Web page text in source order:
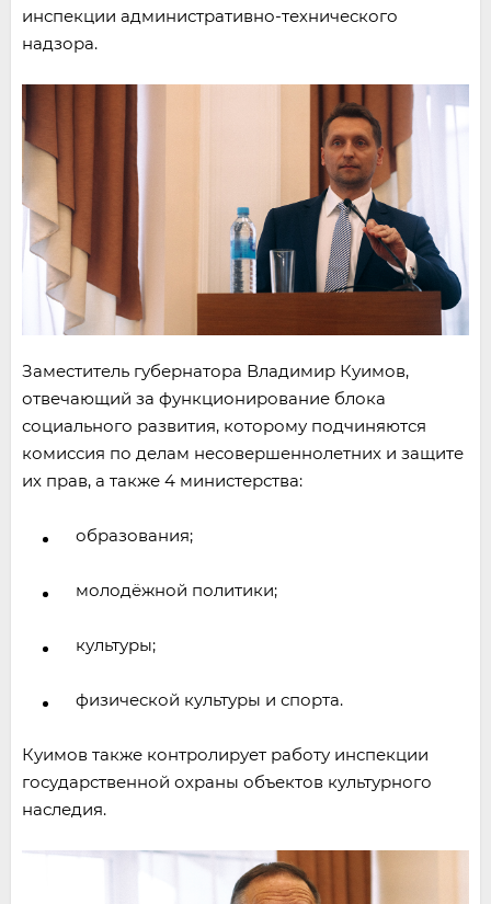
инспекции административно-технического
надзора.
Заместитель губернатора Владимир Куимов,
отвечающий за функционирование блока
социального развития, которому подчиняются
комиссия по делам несовершеннолетних и защите
их прав, а также 4 министерства:
образования;
молодёжной политики;
культуры;
физической культуры и спорта.
Куимов также контролирует работу инспекции
государственной охраны объектов культурного
наследия.